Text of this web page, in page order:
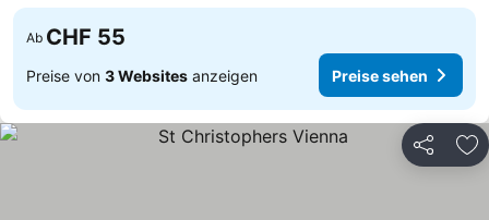
Ab CHF 55
Preise von 3 Websites anzeigen Preise sehen
Teilen